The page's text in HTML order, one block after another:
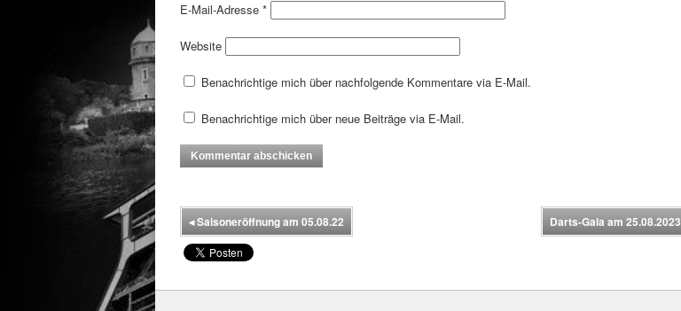
E-Mail-Adresse *
Website
Benachrichtige mich über nachfolgende Kommentare via E-Mail.
Benachrichtige mich über neue Beiträge via E-Mail.
◂Saisoneröffnung am 05.08.22 Darts-Gala am 25.08.2023